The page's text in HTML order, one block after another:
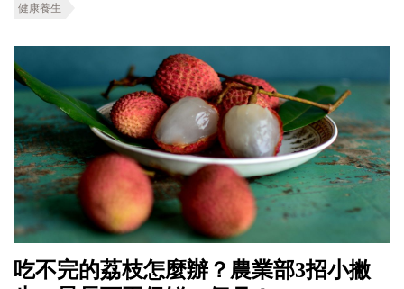
健康養生
吃不完的荔枝怎麼辦？農業部3招小撇